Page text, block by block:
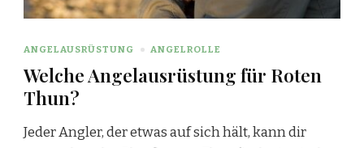
ANGELAUSRÜSTUNG ANGELROLLE
Welche Angelausrüstung für Roten
Thun?
Jeder Angler, der etwas auf sich hält, kann dir